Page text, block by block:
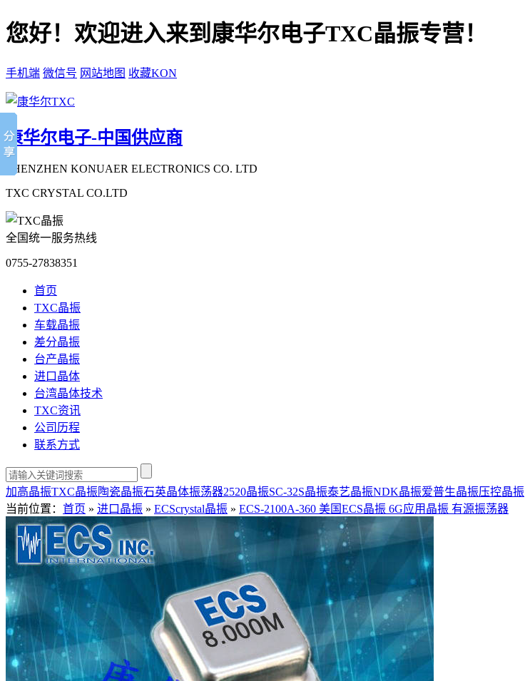
您好！欢迎进入来到康华尔电子TXC晶振专营！
手机端 微信号 网站地图 收藏KON
康华尔电子-中国供应商
SHENZHEN KONUAER ELECTRONICS CO. LTD
TXC CRYSTAL CO.LTD
全国统一服务热线
0755-27838351
首页
TXC晶振
车载晶振
差分晶振
台产晶振
进口晶体
台湾晶体技术
TXC资讯
公司历程
联系方式
加高晶振TXC晶振陶瓷晶振石英晶体振荡器2520晶振SC-32S晶振泰艺晶振NDK晶振爱普生晶振压控晶振
当前位置： 首页 » 进口晶振 » ECScrystal晶振 » ECS-2100A-360 美国ECS晶振 6G应用晶振 有源振荡器